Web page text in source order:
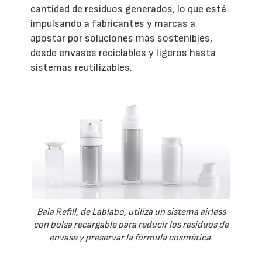
cantidad de residuos generados, lo que está
impulsando a fabricantes y marcas a
apostar por soluciones más sostenibles,
desde envases reciclables y ligeros hasta
sistemas reutilizables.
Baia Refill, de Lablabo, utiliza un sistema airless
con bolsa recargable para reducir los residuos de
envase y preservar la fórmula cosmética.